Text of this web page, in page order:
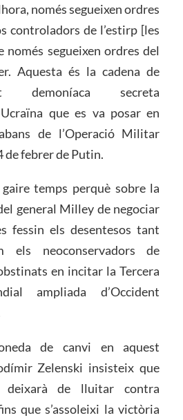
només segueixen ordres
controladors de l’estirp [les
només segueixen ordres del
Aquesta és la cadena de
demoníaca secreta
que es va posar en
de l’Operació Militar
de febrer de Putin.
temps perquè sobre la
general Milley de negociar
fessin els desentesos tant
els neoconservadors de
en incitar la Tercera
ampliada d’Occident
de canvi en aquest
Zelenski insisteix que
deixarà de lluitar contra
que s’assoleixi la victòria